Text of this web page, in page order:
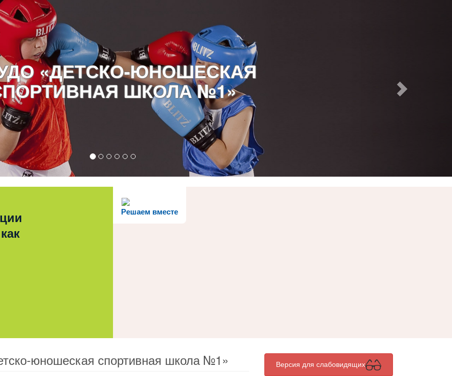
«ДЕТСКО-ЮНОШЕСКАЯ
ШКОЛА №1»
Решаем вместе
юношеская спортивная школа №1»
Версия для слабовидящих